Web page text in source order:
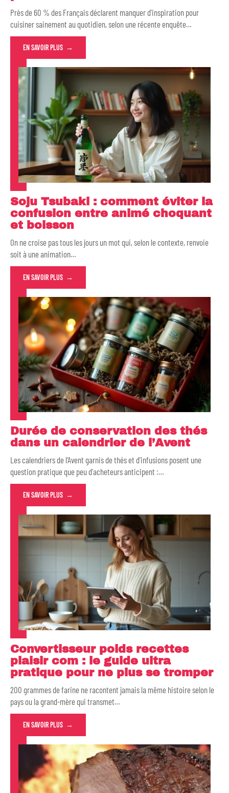
Près de 60 % des Français déclarent manquer d'inspiration pour
cuisiner sainement au quotidien, selon une récente enquête…
EN SAVOIR PLUS
Soju Tsubaki : comment éviter la
confusion entre animé choquant
et boisson
On ne croise pas tous les jours un mot qui, selon le contexte, renvoie
soit à une animation…
EN SAVOIR PLUS
Durée de conservation des thés
dans un calendrier de l’Avent
Les calendriers de l'Avent garnis de thés et d'infusions posent une
question pratique que peu d'acheteurs anticipent :…
EN SAVOIR PLUS
Convertisseur poids recettes
plaisir com : le guide ultra
pratique pour ne plus se tromper
200 grammes de farine ne racontent jamais la même histoire selon le
pays ou la grand-mère qui transmet…
EN SAVOIR PLUS